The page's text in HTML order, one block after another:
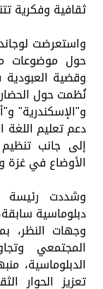
ثقافية وفكرية
واستعرضت
حول موضوعات
وقضية
نُظمت حول
و"الإسكندرية"
دعم تعليم اللغة
إلى جانب
الأوضاع في غزة
وشددت رئيسة
دبلوماسية
وجهات النظر،
المجتمعي
الدبلوماسية،
تعزيز الحوار